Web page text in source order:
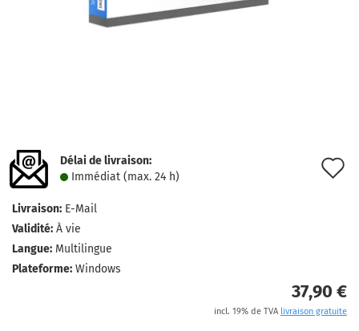
Délai de livraison:
Immédiat (max. 24 h)
Livraison: E-Mail
Validité: À vie
Langue: Multilingue
Plateforme: Windows
37,90 €
incl. 19% de TVA livraison gratuite